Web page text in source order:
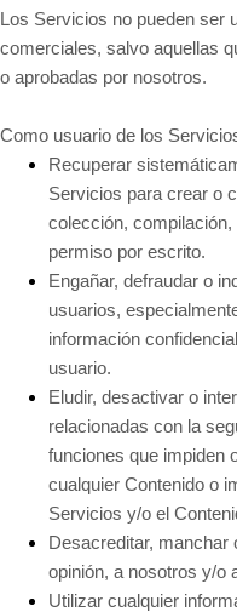
Los Servicios no pueden ser
comerciales, salvo aquellas
o aprobadas por nosotros.
Como usuario de los
Recuperar
Servicios para crear o
colección,
permiso por escrito.
Engañar, defraudar o
usuarios,
información
usuario.
Eludir, desactivar o
relacionadas con la
funciones que impiden
cualquier Contenido o
Servicios y/o el
Desacreditar, manchar
opinión, a nosotros y/o
Utilizar cualquier